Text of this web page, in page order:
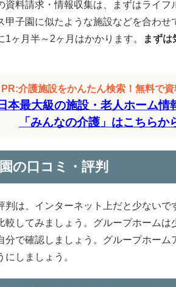
料請求・情報収集は、まずはライ
子園に似たような施設などを合わ
ヶ月半～2ヶ月はかかります。
まず
PR:介護施設をかんたん検索！無料で資
日本最大級の施設・老人ホーム情
「みんなの介護」はこちらか
の口コミ・評判
は、インターネット上だと少ない
してみましょう。グループホーム
分で確認しましょう。グループホー
しましょう。